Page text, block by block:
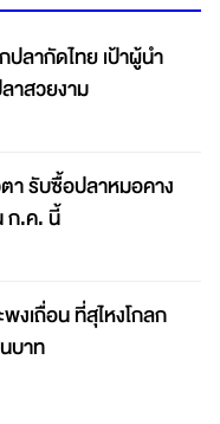
ลากัดไทย เป้าผู้นำ
าสวยงาม
า รับซื้อปลาหมอคาง
ดำ 6 แสนกก.ในเดือน ก.ค. นี้
งเถื่อน ที่สุไหงโกลก
บาท